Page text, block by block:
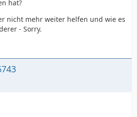
hat?
nicht mehr weiter helfen und wie es
- Sorry.